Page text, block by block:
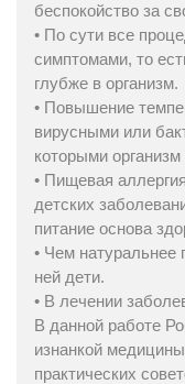
беспокойство за
• По сути все
симптомами, то
глубже в организм.
• Повышение
вирусными или
которыми
• Пищевая
детских
питание основа
• Чем натуральнее
ней дети.
• В лечении
В данной работе
изнанкой
практических